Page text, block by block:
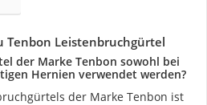
Tenbon Leistenbruchgürtel
der Marke Tenbon sowohl bei
Hernien verwendet werden?
der Marke Tenbon ist